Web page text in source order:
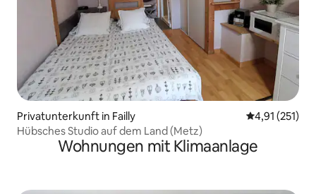
Privatunterkunft in Failly
4,91 (251)
Hübsches Studio auf dem Land (Metz)
Wohnungen mit Klimaanlage